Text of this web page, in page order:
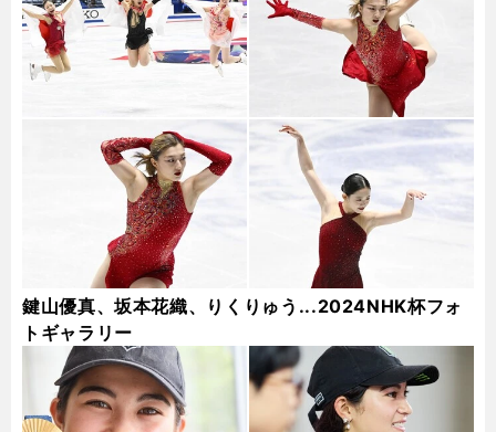
鍵山優真、坂本花織、りくりゅう...2024NHK杯フォ
トギャラリー